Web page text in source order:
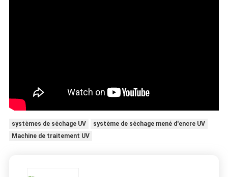
systèmes de séchage UV
système de séchage mené d'encre UV
Machine de traitement UV